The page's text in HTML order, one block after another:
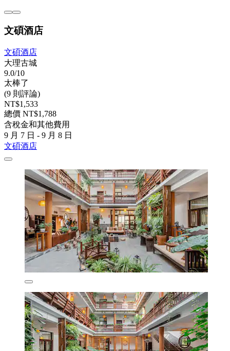
文碩酒店
文碩酒店
大理古城
9.0/10
太棒了
(9 則評論)
NT$1,533
總價 NT$1,788
含稅金和其他費用
9 月 7 日 - 9 月 8 日
文碩酒店